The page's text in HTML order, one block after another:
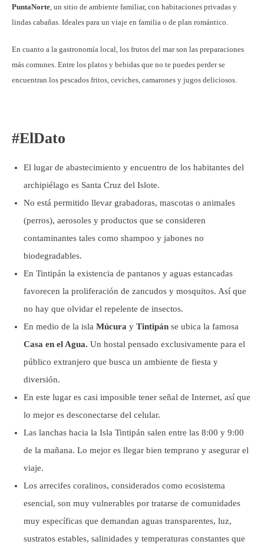
PuntaNorte , un sitio de ambiente familiar, con habitaciones privadas y
lindas cabañas. Ideales para un viaje en familia o de plan romántico.
En cuanto a la gastronomía local, los frutos del mar son las preparaciones
más comunes. Entre los platos y bebidas que no te puedes perder se
encuentran los pescados fritos, ceviches, camarones y jugos deliciosos.
#ElDato
El lugar de abastecimiento y encuentro de los habitantes del
archipiélago es Santa Cruz del Islote.
No está permitido llevar grabadoras, mascotas o animales
(perros), aerosoles y productos que se consideren
contaminantes tales como shampoo y jabones no
biodegradables.
En Tintipán la existencia de pantanos y aguas estancadas
favorecen la proliferación de zancudos y mosquitos. Así que
no hay que olvidar el repelente de insectos.
En medio de la isla Múcura y Tintipán se ubica la famosa
Casa en el Agua. Un hostal pensado exclusivamente para el
público extranjero que busca un ambiente de fiesta y
diversión.
En este lugar es casi imposible tener señal de Internet, así que
lo mejor es desconectarse del celular.
Las lanchas hacia la Isla Tintipán salen entre las 8:00 y 9:00
de la mañana. Lo mejor es llegar bien temprano y asegurar el
viaje.
Los arrecifes coralinos, considerados como ecosistema
esencial, son muy vulnerables por tratarse de comunidades
muy específicas que demandan aguas transparentes, luz,
sustratos estables, salinidades y temperaturas constantes que